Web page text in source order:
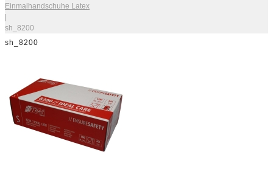
Einmalhandschuhe Latex
|
sh_8200
sh_8200